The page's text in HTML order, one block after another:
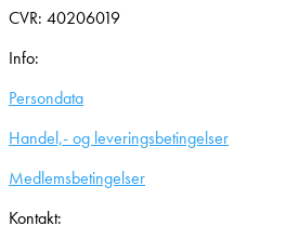
CVR: 40206019
Info:
Persondata
Handel,- og leveringsbetingelser
Medlemsbetingelser
Kontakt: